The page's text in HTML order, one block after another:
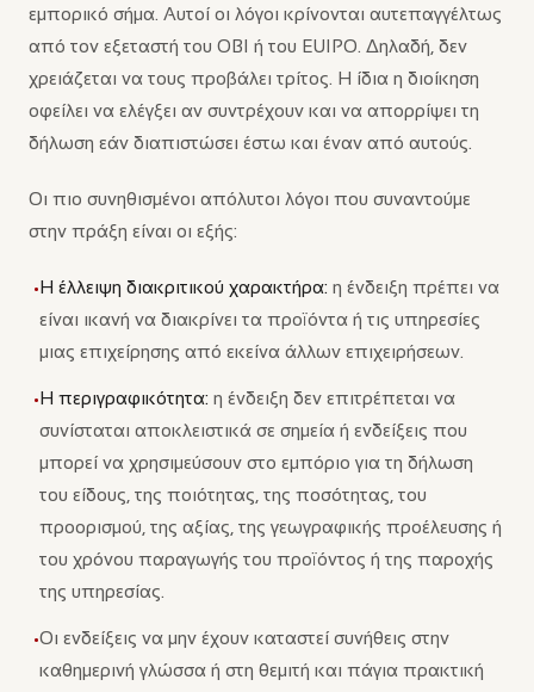
εμπορικό σήμα. Αυτοί οι λόγοι κρίνονται αυτεπαγγέλτως
από τον εξεταστή του ΟΒΙ ή του EUIPO. Δηλαδή, δεν
χρειάζεται να τους προβάλει τρίτος. Η ίδια η διοίκηση
οφείλει να ελέγξει αν συντρέχουν και να απορρίψει τη
δήλωση εάν διαπιστώσει έστω και έναν από αυτούς.
Οι πιο συνηθισμένοι απόλυτοι λόγοι που συναντούμε
στην πράξη είναι οι εξής:
•Η έλλειψη διακριτικού χαρακτήρα: η ένδειξη πρέπει να
είναι ικανή να διακρίνει τα προϊόντα ή τις υπηρεσίες
μιας επιχείρησης από εκείνα άλλων επιχειρήσεων.
•Η περιγραφικότητα: η ένδειξη δεν επιτρέπεται να
συνίσταται αποκλειστικά σε σημεία ή ενδείξεις που
μπορεί να χρησιμεύσουν στο εμπόριο για τη δήλωση
του είδους, της ποιότητας, της ποσότητας, του
προορισμού, της αξίας, της γεωγραφικής προέλευσης ή
του χρόνου παραγωγής του προϊόντος ή της παροχής
της υπηρεσίας.
•Οι ενδείξεις να μην έχουν καταστεί συνήθεις στην
καθημερινή γλώσσα ή στη θεμιτή και πάγια πρακτική